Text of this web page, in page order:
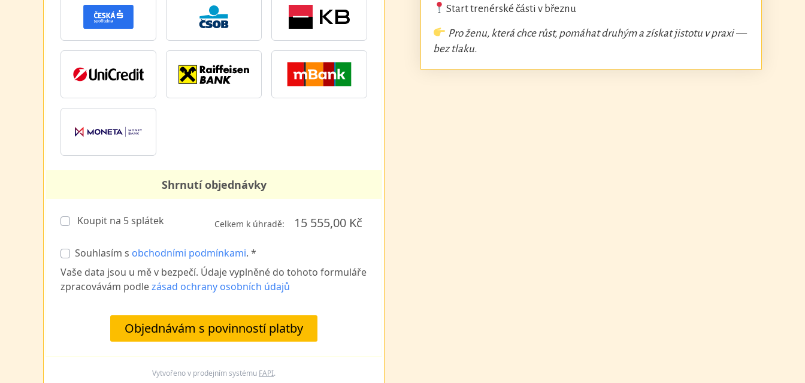
Shrnutí objednávky
Koupit na 5splátek Celkem k úhradě: 15 555,00 Kč
Souhlasím s obchodními podmínkami. *
Vaše data jsou u mě v bezpečí. Údaje vyplněné do tohoto formuláře
zpracovávám podlezásad ochrany osobních údajů
Objednávám s povinností platby
Vytvořeno v prodejním systému FAPI.
Start trenérské části v březnu
Pro ženu, která chce růst, pomáhat druhým a získat jistotu v praxi —
bez tlaku.